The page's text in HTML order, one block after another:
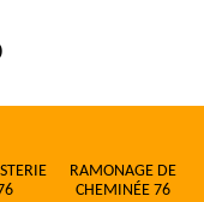
RAMONAGE DE
CHEMINÉE 76